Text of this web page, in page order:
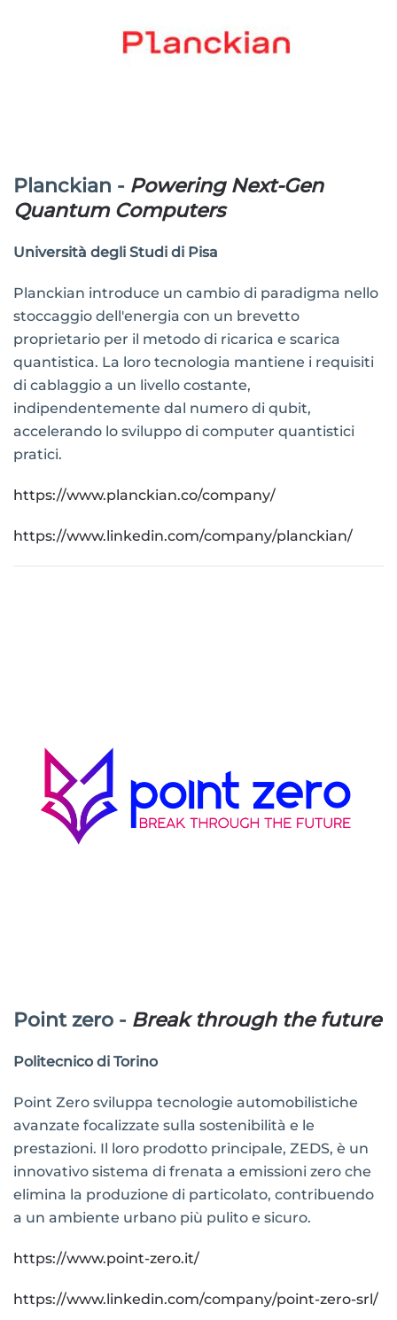
Planckian - Powering Next-Gen
Quantum Computers
Università degli Studi di Pisa
Planckian introduce un cambio di paradigma nello
stoccaggio dell'energia con un brevetto
proprietario per il metodo di ricarica e scarica
quantistica. La loro tecnologia mantiene i requisiti
di cablaggio a un livello costante,
indipendentemente dal numero di qubit,
accelerando lo sviluppo di computer quantistici
pratici.
https://www.planckian.co/company/
https://www.linkedin.com/company/planckian/
Point zero - Break through the future
Politecnico di Torino
Point Zero sviluppa tecnologie automobilistiche
avanzate focalizzate sulla sostenibilità e le
prestazioni. Il loro prodotto principale, ZEDS, è un
innovativo sistema di frenata a emissioni zero che
elimina la produzione di particolato, contribuendo
a un ambiente urbano più pulito e sicuro.
https://www.point-zero.it/
https://www.linkedin.com/company/point-zero-srl/